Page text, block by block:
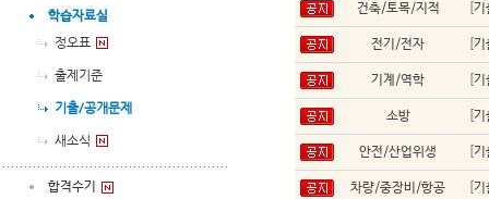
학습자료실
정오표
출제기준
기출/공개문제
새소식
합격수기
건축/토목/지적 기
전기/전자 기
기계/역학 기
소방 기
안전/산업위생 기
차량/중장비/항공 기